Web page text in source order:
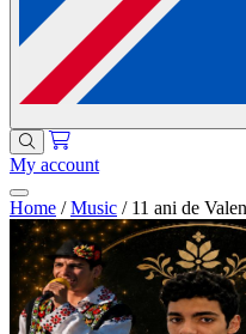
My account
Home / Music / 11 ani de